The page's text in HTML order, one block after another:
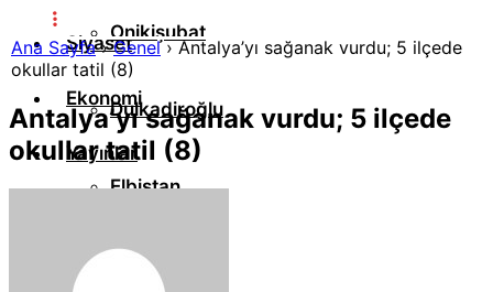
Onikişubat
Dulkadiroğlu
Elbistan
Afşin
Siyaset
Ekonomi
Yayınlar
Resmi İlanlar
Ana Sayfa›Genel›Antalya’yı sağanak vurdu; 5 ilçede
okullar tatil (8)
Antalya’yı sağanak vurdu; 5 ilçede
okullar tatil (8)